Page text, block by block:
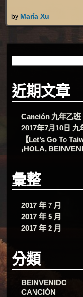
by María Xu
近期文章
Canción 九年乙
2017年7月10日
【Let’s Go To
¡HOLA,
彙整
2017 年 7 月
2017 年 5 月
2017 年 2 月
分類
BEINVENIDO
CANCIÓN